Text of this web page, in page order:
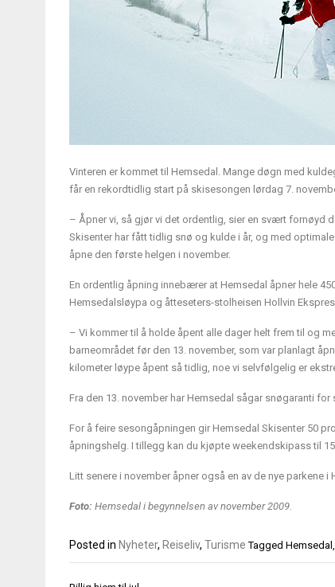
Vinteren er kommet til Hemsedal. Mange døgn med
får en rekordtidlig start på skisesongen lørdag 7.
– Åpner vi, så gjør vi det ordentlig, sier en svært fornøyd
Skisenter har fått tidlig snø og kulde i år, og med
åpne den første helgen i november.
En ordentlig åpning innebærer at Hemsedal åpner hele
Hemsedalsløypa og åtteseters-stolheisen Hollvin
– Vi kommer til å holde åpent alle dager helt frem til og
barneområdet før den 13. november, som var planlagt
kilometer løype åpent så tidlig, noe vi selvfølgelig er
Fra den 13. november har Hemsedal sågar snøgaranti
For å feire sesongåpningen gir Hemsedal Skisenter 50
åpningshelg. I tillegg kan du kjøpte weekendskipass til
Litt senere i november åpner også en av de nye parkene
Foto: Hemsedal i begynnelsen av november 2009.
Posted in Nyheter, Reiseliv, Turisme Tagged Hemsedal ,